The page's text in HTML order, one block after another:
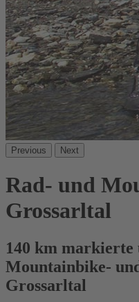
Previous Next
Rad- und
Grossarltal
140 km markierte
Mountainbike-
Grossarltal